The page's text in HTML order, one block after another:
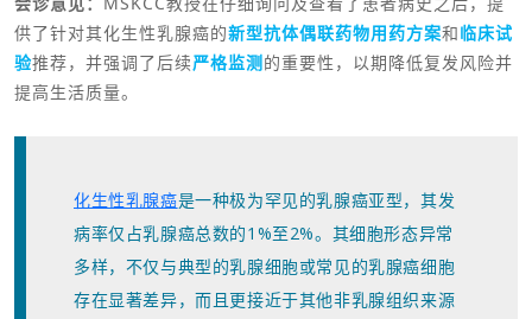
供了针对其化生性乳腺癌的新型抗体偶联药物用药方案和临床试
验推荐，并强调了后续严格监测的重要性，以期降低复发风险并
提高生活质量。
化生性乳腺癌是一种极为罕见的乳腺癌亚型，其发
病率仅占乳腺癌总数的1%至2%。其细胞形态异常
多样，不仅与典型的乳腺细胞或常见的乳腺癌细胞
存在显著差异，而且更接近于其他非乳腺组织来源